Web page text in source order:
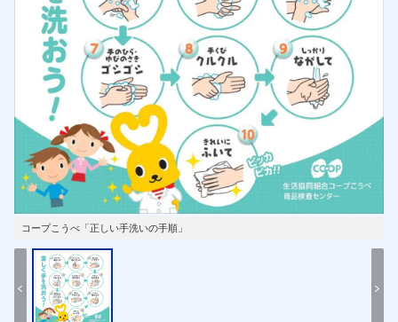
コープこうべ「正しい手洗いの手順」